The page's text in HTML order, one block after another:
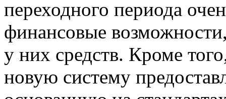
переходного периода
финансовые
у них средств. Кроме
новую систему